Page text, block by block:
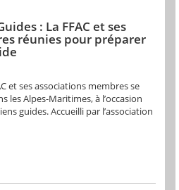
: La FFAC et ses
réunies pour préparer
et ses associations membres se
les Alpes-Maritimes, à l’occasion
guides. Accueilli par l’association